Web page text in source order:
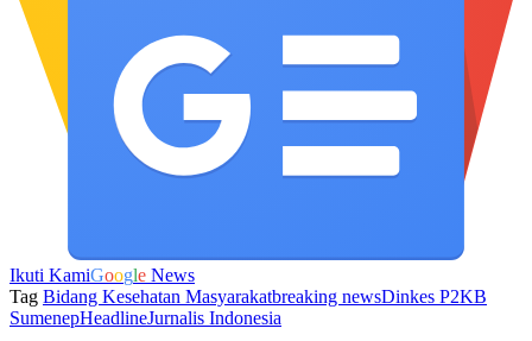
Ikuti KamiGoogle News
Tag Bidang Kesehatan Masyarakatbreaking newsDinkes P2KB
SumenepHeadlineJurnalis Indonesia